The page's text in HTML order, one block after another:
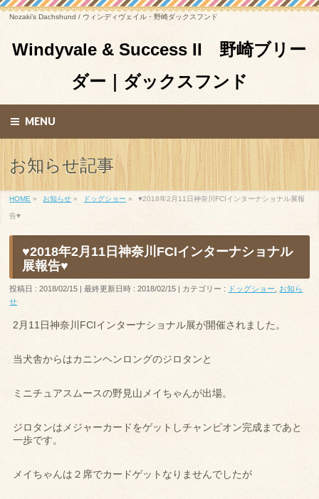
Nozaki’s Dachshund / ウィンディヴェイル・野崎ダックスフンド
Windyvale & Success II 野崎ブリー
ダー｜ダックスフンド
MENU
お知らせ記事
HOME » お知らせ » ドッグショー » ♥2018年2月11日神奈川FCIインターナショナル展報
告♥
♥2018年2月11日神奈川FCIインターナショナル
展報告♥
投稿日 : 2018/02/15 最終更新日時 : 2018/02/15 カテゴリー : ドッグショー
お知ら
せ
2月11日神奈川FCIインターナショナル展が開催されました。
当犬舎からはカニンヘンロングのジロタンと
ミニチュアスムースの野見山メイちゃんが出場。
ジロタンはメジャーカードをゲットしチャンピオン完成まであと
一歩です。
メイちゃんは２席でカードゲットなりませんでしたが